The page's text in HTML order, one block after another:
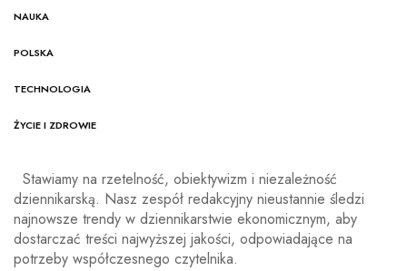
NAUKA
POLSKA
TECHNOLOGIA
ŻYCIE I ZDROWIE
Stawiamy na rzetelność, obiektywizm i niezależność
dziennikarską. Nasz zespół redakcyjny nieustannie śledzi
najnowsze trendy w dziennikarstwie ekonomicznym, aby
dostarczać treści najwyższej jakości, odpowiadające na
potrzeby współczesnego czytelnika.